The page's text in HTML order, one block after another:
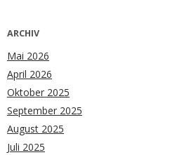
ARCHIV
Mai 2026
April 2026
Oktober 2025
September 2025
August 2025
Juli 2025